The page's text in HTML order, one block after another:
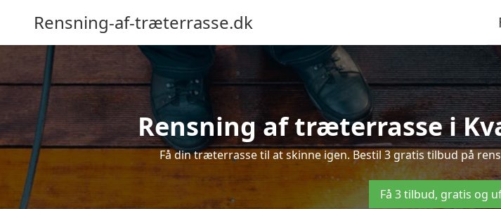
Rensning-af-træterrasse.dk
Rensning af træterrasse i
Få din træterrasse til at skinne igen. Bestil 3 gratis tilbud på
Få 3 tilbud, gratis og